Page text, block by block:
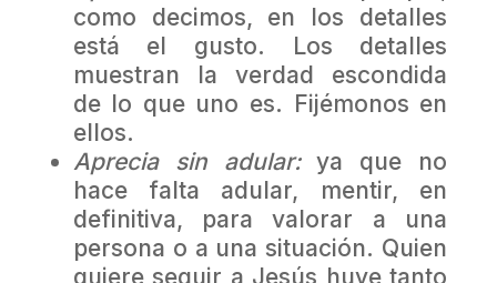
como decimos, en los detalles
está el gusto. Los detalles
muestran la verdad escondida
de lo que uno es. Fijémonos en
ellos.
Aprecia sin adular:ya que no
hace falta adular, mentir, en
definitiva, para valorar a una
persona o a una situación. Quien
quiere seguir a Jesús huye tanto